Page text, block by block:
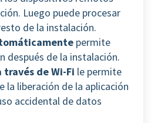
Luego puede procesar
de la instalación.
permite
después de la instalación.
través de Wi-Fi le permite
la liberación de la aplicación
accidental de datos